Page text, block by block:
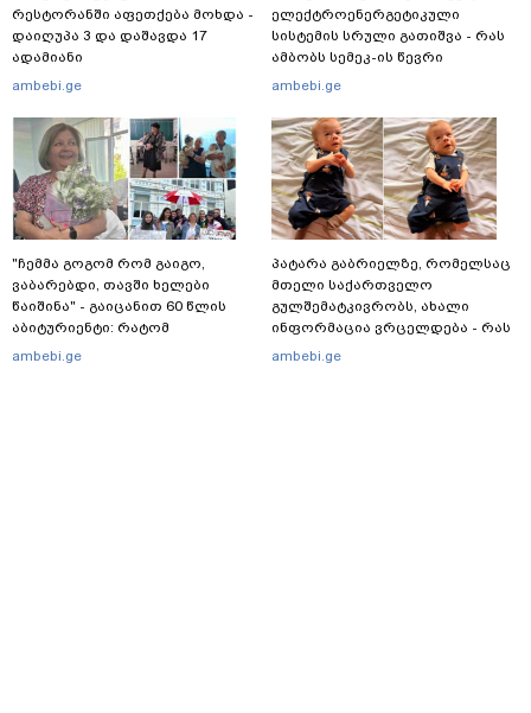
რესტორანში აფეთქება მოხდა -
დაიღუპა 3 და დაშავდა 17
ადამიანი
ambebi.ge
"ჩემმა გოგომ რომ გაიგო,
ვაბარებდი, თავში ხელები
წაიშინა" - გაიცანით 60 წლის
აბიტურიენტი: რატომ
გადაწყვიტა ბაგრატიონთა
ambebi.ge
ელექტროენერგეტიკული
სისტემის სრული გათიშვა - რას
ამბობს სემეკ-ის წევრი
ambebi.ge
პატარა გაბრიელზე, რომელსაც
მთელი საქართველო
გულშემატკივრობს, ახალი
ინფორმაცია ვრცელდება - რას
წერს ბიჭუნას დედა?
ambebi.ge